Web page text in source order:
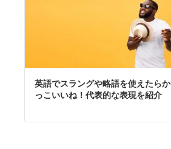
英語でスラングや略語を使えたらか
っこいいね！代表的な表現を紹介